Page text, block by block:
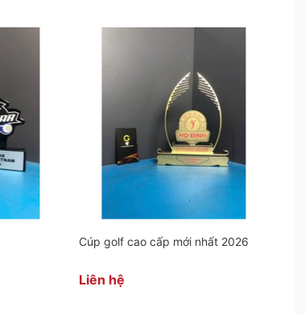
Cúp golf cao cấp mới nhất 2026
Liên hệ